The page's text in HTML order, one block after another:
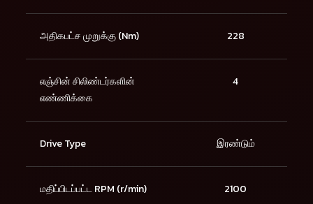
அதிகபட்ச முறுக்கு (Nm) 228
எஞ்சின் சிலிண்டர்களின்
எண்ணிக்கை
4
Drive Type இரண்டும்
மதிப்பிடப்பட்ட RPM (r/min) 2100